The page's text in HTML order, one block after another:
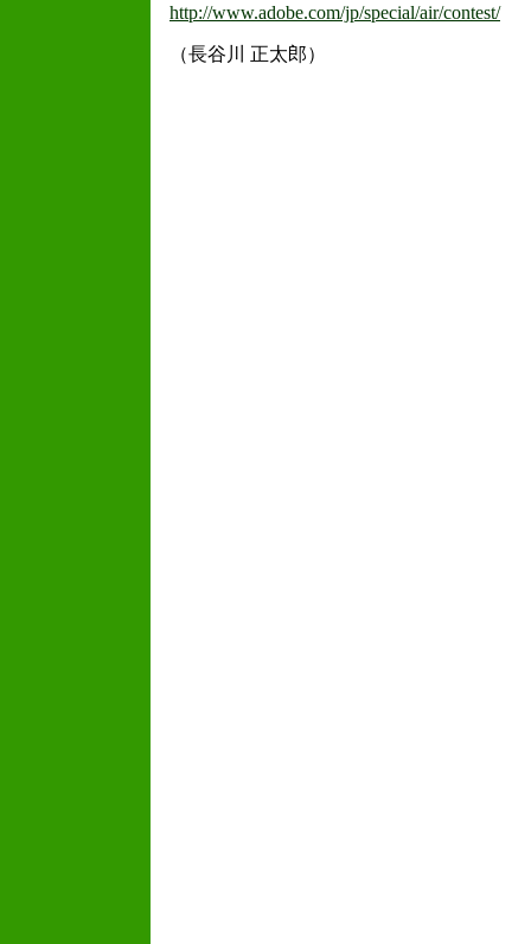
http://www.adobe.com/jp/special/air/contest/
（長谷川 正太郎）